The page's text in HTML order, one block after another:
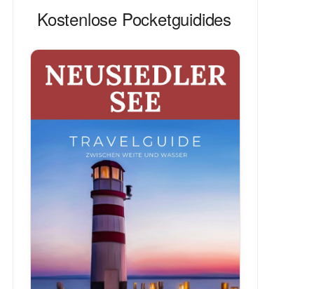
Kostenlose Pocketguidides